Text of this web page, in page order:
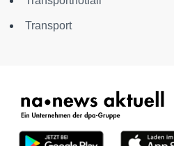
Transport